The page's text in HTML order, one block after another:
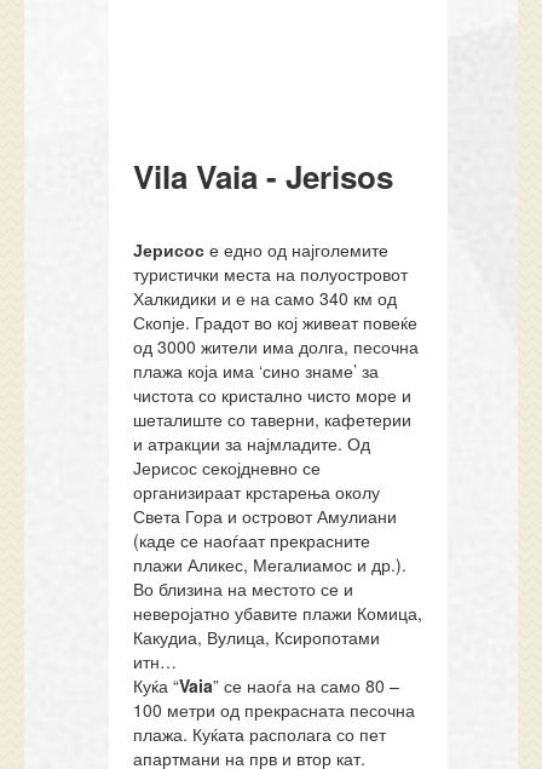
Vila Vaia - Jerisos
Јерисосе едно од најголемите
туристички места на полуостровот
Халкидики и е на само 340 км од
Скопје. Градот во кој живеат повеќе
од 3000 жители има долга, песочна
плажа која има ‘сино знаме’ за
чистота со кристално чисто море и
шеталиште со таверни, кафетерии
и атракции за најмладите. Од
Јерисос секојдневно се
организираат крстарења околу
Света Гора и островот Амулиани
(каде се наоѓаат прекрасните
плажи Аликес, Мегалиамос и др.).
Во близина на местото се и
неверојатно убавите плажи Комица,
Какудиа, Вулица, Ксиропотами
итн…
Куќа “Vaia” се наоѓа на само 80 –
100 метри од прекрасната песочна
плажа. Куќата располага со пет
апартмани на прв и втор кат.